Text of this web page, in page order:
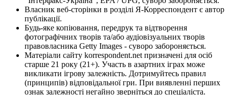
Власник веб-сторінки в розділі Я-Корреспондент є автор
публікації.
Будь-яке копіювання, передрук та відтворення
фотографічних творів та/або аудіовізуальних творів
правовласника Getty Images - суворо забороняється.
Матеріали сайту korrespondent.net призначені для осіб
старше 21 року (21+). Участь в азартних іграх може
викликати ігрову залежність. Дотримуйтесь правил
(принципів) відповідальної гри. При виявленні перших
ознак залежності негайно зверніться до спеціаліста.